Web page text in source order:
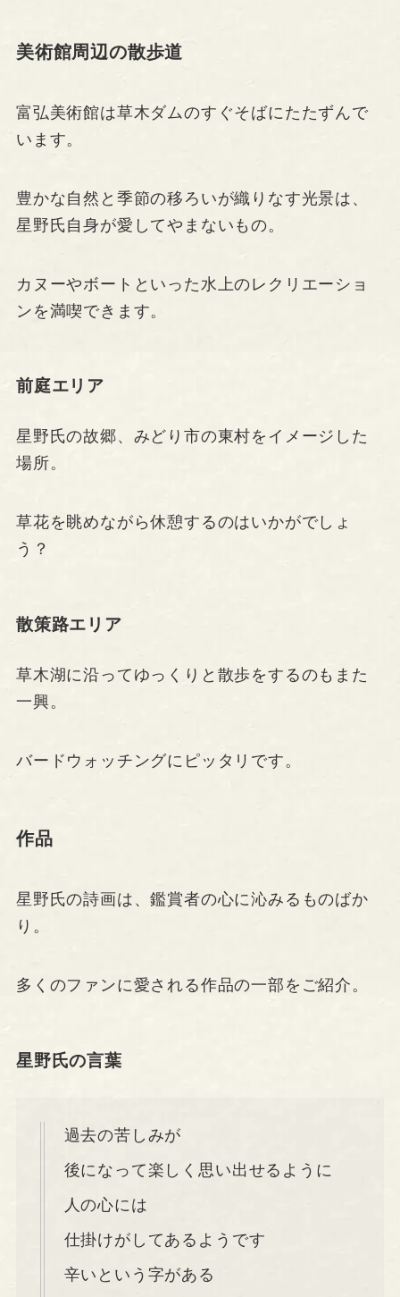
美術館周辺の散歩道
富弘美術館は草木ダムのすぐそばにたたずんで
います。
豊かな自然と季節の移ろいが織りなす光景は、
星野氏自身が愛してやまないもの。
カヌーやボートといった水上のレクリエーショ
ンを満喫できます。
前庭エリア
星野氏の故郷、みどり市の東村をイメージした
場所。
草花を眺めながら休憩するのはいかがでしょ
う？
散策路エリア
草木湖に沿ってゆっくりと散歩をするのもまた
一興。
バードウォッチングにピッタリです。
作品
星野氏の詩画は、鑑賞者の心に沁みるものばか
り。
多くのファンに愛される作品の一部をご紹介。
星野氏の言葉
過去の苦しみが
後になって楽しく思い出せるように
人の心には
仕掛けがしてあるようです
辛いという字がある